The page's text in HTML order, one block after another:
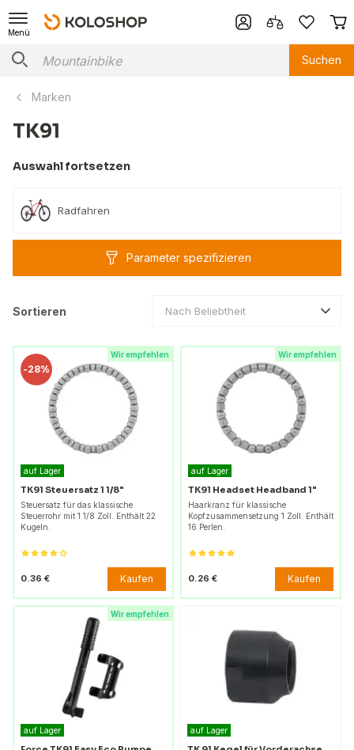
Menü
Suchen
Marken
TK91
Auswahl fortsetzen
Radfahren
Parameter spezifizieren
Sortieren Nach Beliebtheit
Wir empfehlen
-28%
auf Lager
TK91 Steuersatz 1 1/8"
Steuersatz für das klassische
Steuerrohr mit 1 1/8 Zoll. Enthält 22
Kugeln.
0.36 € Kaufen
Wir empfehlen
auf Lager
TK91 Headset Headband 1"
Haarkranz für klassische
Kopfzusammensetzung 1 Zoll. Enthält
16 Perlen.
0.26 € Kaufen
Wir empfehlen
auf Lager auf Lager